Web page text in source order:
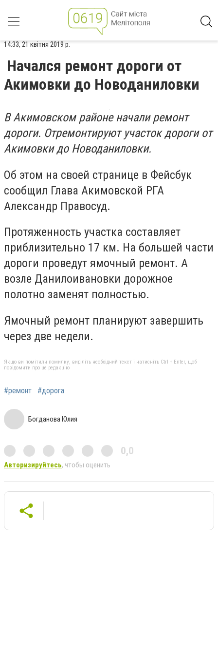
14:33, 21 квітня 2019 р.
Начался ремонт дороги от
Акимовки до Новоданиловки
В Акимовском районе начали ремонт
дороги. Отремонтируют участок дороги от
Акимовки до Новоданиловки.
Об этом на своей странице в Фейсбук
сообщил Глава Акимовской РГА
Александр Правосуд.
Протяженность участка составляет
приблизительно 17 км. На большей части
дороги проведут ямочный ремонт. А
возле Данилоивановки дорожное
полотно заменят полностью.
Ямочный ремонт планируют завершить
через две недели.
Якщо ви помітили помилку, виділіть необхідний текст і натисніть Ctrl + Enter, щоб
повідомити про це редакцію
#ремонт #дорога
Богданова Юлия
0,0
Авторизируйтесь, чтобы оценить